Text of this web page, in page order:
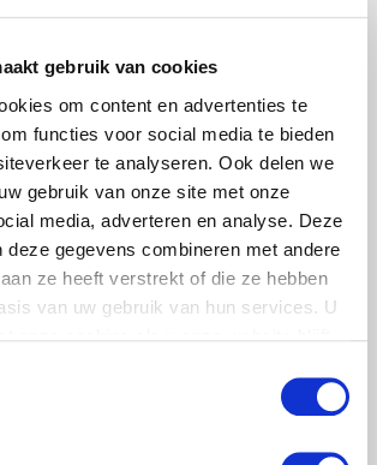
gebruik van cookies
om content en advertenties te
functies voor social media te bieden
te analyseren. Ook delen we
gebruik van onze site met onze
media, adverteren en analyse. Deze
deze gegevens combineren met andere
ze heeft verstrekt of die ze hebben
van uw gebruik van hun services. U
info